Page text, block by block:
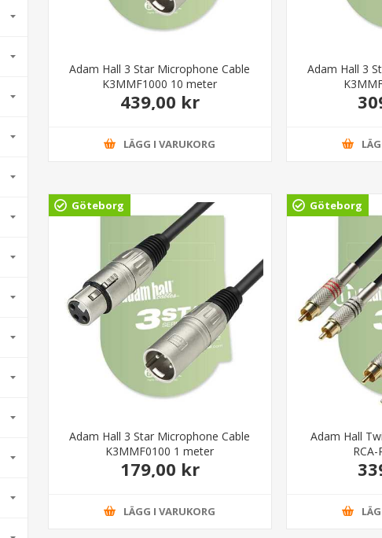
Adam Hall 3 Star Microphone Cable
K3MMF1000 10 meter
439,00 kr
LÄGG I VARUKORG
Adam Hall 3
Göteborg
Adam Hall 3 Star Microphone Cable
K3MMF0100 1 meter
179,00 kr
LÄGG I VARUKORG
Göteborg
Adam Hall